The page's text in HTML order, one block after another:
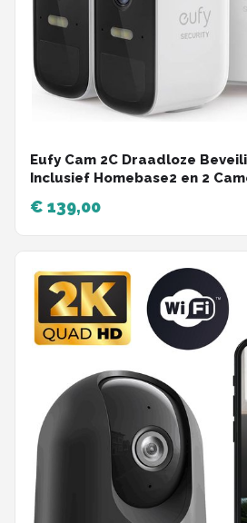
Eufy Cam 2C Draadloze
Inclusief Homebase2 en 2
€ 139,00